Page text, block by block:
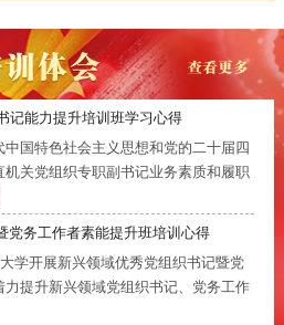
记能力提升培训班学习心得
国特色社会主义思想和党的二十届四
关党组织专职副书记业务素质和履职
党务工作者素能提升班培训心得
学开展新兴领域优秀党组织书记暨党
提升新兴领域党组织书记、党务工作